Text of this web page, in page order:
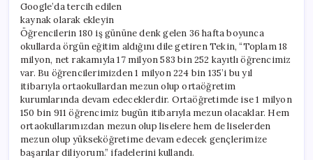
Google’da tercih edilen
kaynak olarak ekleyin
Öğrencilerin 180 iş gününe denk gelen 36 hafta boyunca
okullarda örgün eğitim aldığını dile getiren Tekin, “Toplam 18
milyon, net rakamıyla 17 milyon 583 bin 252 kayıtlı öğrencimiz
var. Bu öğrencilerimizden 1 milyon 224 bin 135’i bu yıl
itibarıyla ortaokullardan mezun olup ortaöğretim
kurumlarında devam edeceklerdir. Ortaöğretimde ise 1 milyon
150 bin 911 öğrencimiz bugün itibarıyla mezun olacaklar. Hem
ortaokullarımızdan mezun olup liselere hem de liselerden
mezun olup yükseköğretime devam edecek gençlerimize
başarılar diliyorum.” ifadelerini kullandı.